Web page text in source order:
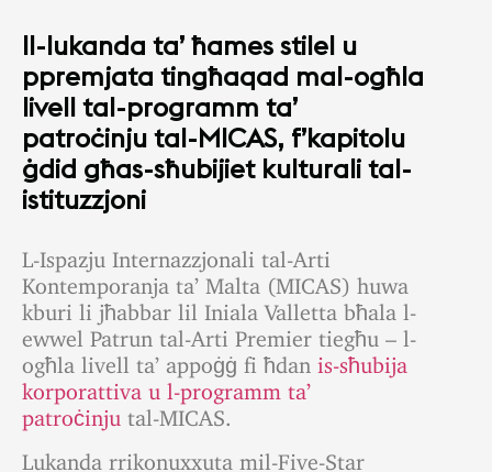
Il-lukanda ta’ ħames stilel u
ppremjata tingħaqad mal-ogħla
livell tal-programm ta’
patroċinju tal-MICAS, f’kapitolu
ġdid għas-sħubijiet kulturali tal-
istituzzjoni
L-Ispazju Internazzjonali tal-Arti
Kontemporanja ta’ Malta (MICAS) huwa
kburi li jħabbar lil Iniala Valletta bħala l-
ewwel Patrun tal-Arti Premier tiegħu – l-
ogħla livell ta’ appoġġ fi ħdan is-sħubija
korporattiva u l-programm ta’
patroċinju tal-MICAS.
Lukanda rrikonuxxuta mil-Five-Star